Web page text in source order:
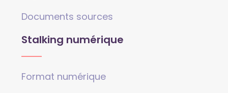
Documents sources
Stalking numérique
Format numérique